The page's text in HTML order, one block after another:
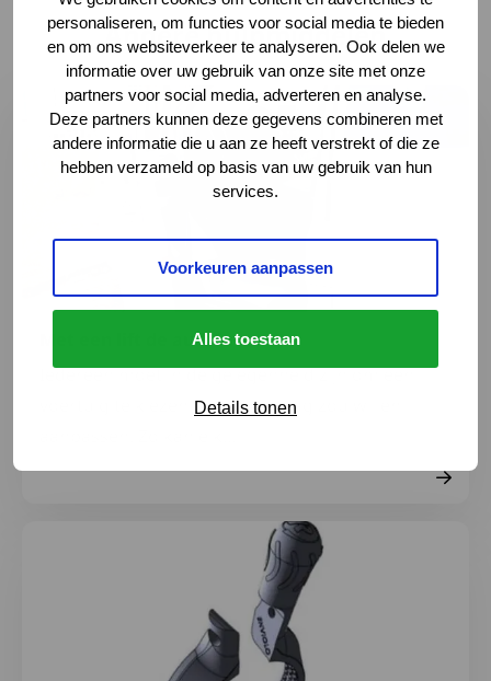
personaliseren, om functies voor social media te bieden
en om ons websiteverkeer te analyseren. Ook delen we
informatie over uw gebruik van onze site met onze
partners voor social media, adverteren en analyse.
Deze partners kunnen deze gegevens combineren met
andere informatie die u aan ze heeft verstrekt of die ze
hebben verzameld op basis van uw gebruik van hun
services.
Voorkeuren aanpassen
Alles toestaan
Details tonen
Andere hulpmiddelen
Met een lift de auto in
Iedereen moet in de gelegenheid zijn om een
voertuig te kiezen die men graag zou willen
Lees meer over Met een lift de auto in
Lees meer over Schakelpook voor de fietsversnelling